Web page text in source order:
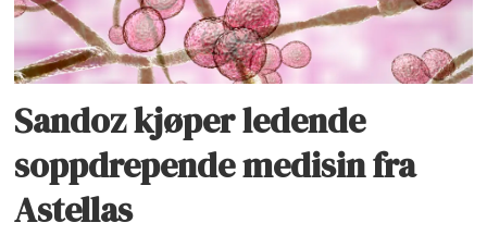
Sandoz kjøper ledende
soppdrepende medisin fra
Astellas